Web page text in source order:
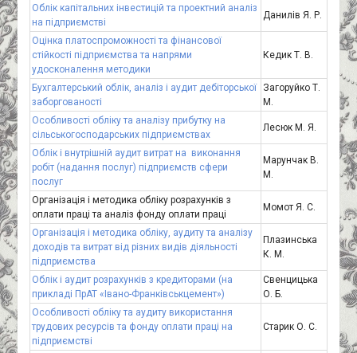
Облік капітальних інвестицій та проектний аналіз
на підприємстві
Данилів Я. Р.
Оцінка платоспроможності та фінансової
стійкості підприємства та напрями
удосконалення методики
Кедик Т. В.
Бухгалтерський облік, аналіз і аудит дебіторської
заборгованості
Загоруйко Т.
М.
Особливості обліку та аналізу прибутку на
сільськогосподарських підприємствах
Лесюк М. Я.
Облік і внутрішній аудит витрат на виконання
робіт (надання послуг) підприємств сфери
послуг
Марунчак В.
М.
Організація і методика обліку розрахунків з
оплати праці та аналіз фонду оплати праці
Момот Я. С.
Організація і методика обліку, аудиту та аналізу
доходів та витрат від різних видів діяльності
підприємства
Плазинська
К. М.
Облік і аудит розрахунків з кредиторами (на
прикладі ПрАТ «Івано-Франківськцемент»)
Свенцицька
О. Б.
Особливості обліку та аудиту використання
трудових ресурсів та фонду оплати праці на
підприємстві
Старик О. С.